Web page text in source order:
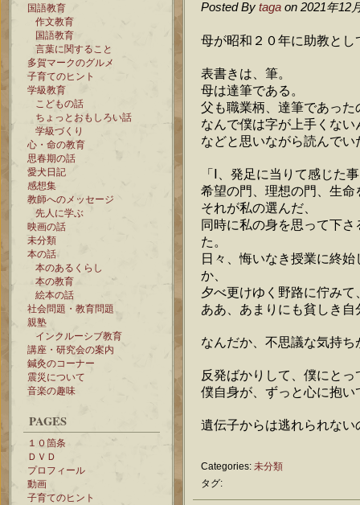
国語教育
作文教育
国語教育
言葉に関すること
多賀マークのグルメ
子育てのヒント
学級教育
こどもの話
ちょっとおもしろい話
学級づくり
心・命の教育
思春期の話
愛犬日記
感想集
教師へのメッセージ
先人に学ぶ
映画の話
未分類
本の話
本のあるくらし
本の教育
絵本の話
社会問題・教育問題
親塾
インクルーシブ教育
講座・研究会の案内
鍼灸のコーナー
震災について
音楽の趣味
PAGES
１０箇条
ＤＶＤ
プロフィール
動画
子育てのヒント
Posted By taga on 2021年12
母が昭和２０年に助教と
表書きは、筆。
母は達筆である。
父も職業柄、達筆であった
なんで僕は字が上手くない
などと思いながら読んでい
「Ⅰ、発足に当りて感じた事
希望の門、理想の門、生
それが私の選んだ、
同時に私の身を思って下
た。
日々、悔いなき授業に終
か、
夕べ更けゆく野路に佇み
ああ、あまりにも貧しき
なんだか、不思議な気持ち
反発ばかりして、僕にと
僕自身が、ずっと心に抱
遺伝子からは逃れられない
Categories: 未分類
タグ: